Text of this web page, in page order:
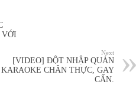
Next
[VIDEO] ĐỘT NHẬP QUÁN
KARAOKE CHÂN THỰC, GAY
CẤN.